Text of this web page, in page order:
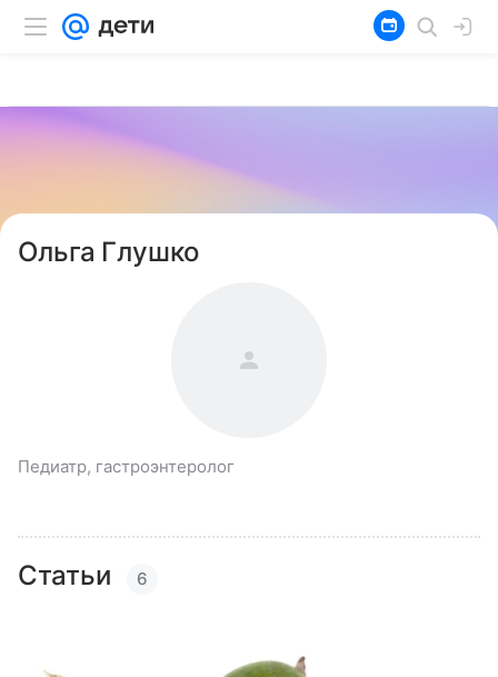
Ольга Глушко
Педиатр, гастроэнтеролог
Статьи 6